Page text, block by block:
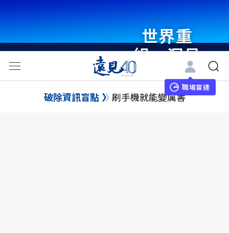
世界重
組・洞見
未來 與
世界領袖
職場雷達
破除資訊盲點 刷手機就能變厲害